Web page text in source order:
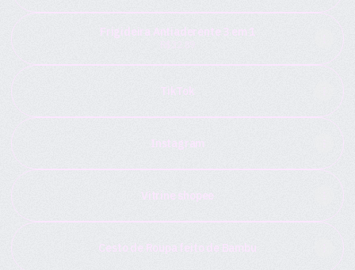
Frigideira Antiaderente 3 em 1
TikTok
Instagram
Vitrine shopee
Cesto de Roupa feito de Bambu